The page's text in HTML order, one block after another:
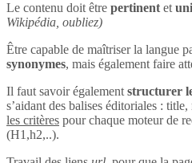
Le contenu doit être pertinent et
Wikipédia, oubliez)
Être capable de maîtriser la langue
synonymes, mais également faire
Il faut savoir également structurer
s’aidant des balises éditoriales :
les critères pour chaque moteur de
(H1,h2,..).